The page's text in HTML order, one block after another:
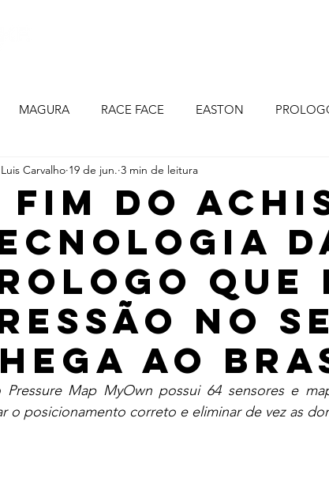
MAGURA RACE FACE EASTON
LABA7 EVENTOS CORSA BIKE PARTS
fim do
que
no
ao
Luis Carvalho 19 de jun. 3 min de leitura
Pressure Map MyOwn possui 64 sensores e
o posicionamento correto e eliminar de vez as